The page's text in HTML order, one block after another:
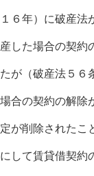
６年）に破産法
した場合の契約
が（破産法５６
合の契約の解除
が削除されたこ
して賃貸借契約